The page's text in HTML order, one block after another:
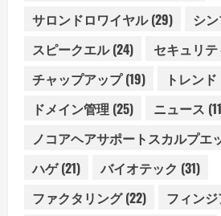
サロンドロワイヤル(29) シ
スピークエル(24) セキュリテ
チャップアップ(19) トレンド
ドメイン管理 (25) ニュース
ノコアヘアサポートスカルプエ
ハゲ(21) バイオテック (31)
ファクタリング(22) フィン